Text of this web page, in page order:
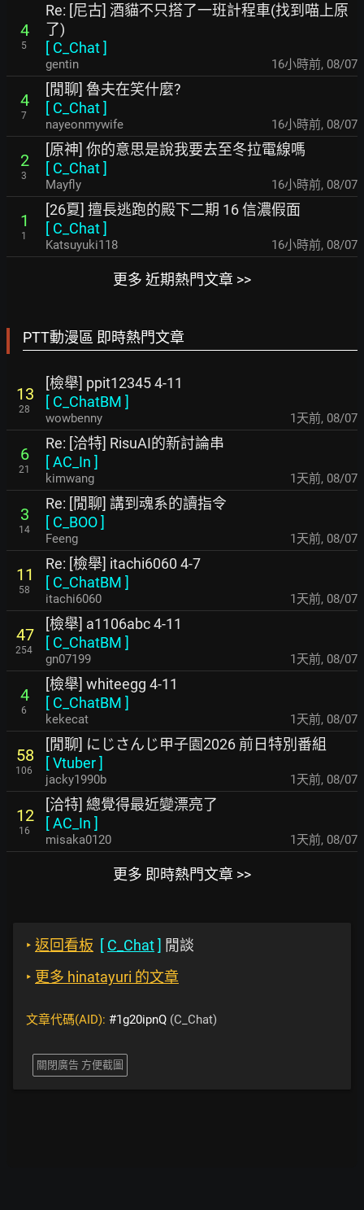
4
5
Re: [尼古] 酒貓不只搭了一班計程車(找到喵上原
了)
[ C_Chat]
gentin 16小時前, 08/07
4
7
[閒聊] 魯夫在笑什麼?
[ C_Chat]
nayeonmywife 16小時前, 08/07
2
3
[原神] 你的意思是說我要去至冬拉電線嗎
[ C_Chat]
Mayfly 16小時前, 08/07
1
1
[26夏] 擅長逃跑的殿下二期 16 信濃假面
[ C_Chat]
Katsuyuki118 16小時前, 08/07
更多 近期熱門文章 >>
PTT動漫區 即時熱門文章
13
28
[檢舉] ppit12345 4-11
[ C_ChatBM ]
wowbenny 1天前, 08/07
6
21
Re: [洽特] RisuAI的新討論串
[AC_In ]
kimwang 1天前, 08/07
3
14
Re: [閒聊] 講到魂系的讀指令
[ C_BOO]
Feeng 1天前, 08/07
11
58
Re: [檢舉] itachi6060 4-7
[ C_ChatBM ]
itachi6060 1天前, 08/07
47
254
[檢舉] a1106abc 4-11
[ C_ChatBM ]
gn07199 1天前, 08/07
4
6
[檢舉] whiteegg 4-11
[ C_ChatBM ]
kekecat 1天前, 08/07
58
106
[閒聊] にじさんじ甲子園2026 前日特別番組
[Vtuber]
jacky1990b 1天前, 08/07
12
16
[洽特] 總覺得最近變漂亮了
[AC_In ]
misaka0120 1天前, 08/07
更多 即時熱門文章 >>
‣ 返回看板 [ C_Chat] 閒談
‣ 更多 hinatayuri 的文章
文章代碼(AID): #1g20ipnQ (C_Chat)
關閉廣告 方便截圖